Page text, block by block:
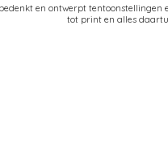
en ontwerpt
tot print en alles